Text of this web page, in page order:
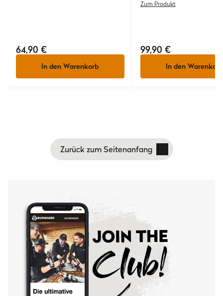
64,90 €
In den Warenkorb
Zum Produkt
99,90 €
In den Warenkorb
Zurück zum Seitenanfang